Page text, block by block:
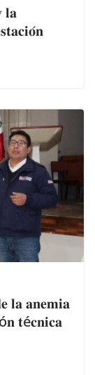
𝐥𝐚
𝐥𝐚 𝐚𝐧𝐞𝐦𝐢𝐚
𝐭é𝐜𝐧𝐢𝐜𝐚